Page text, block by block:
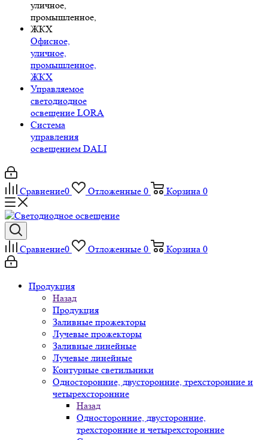
Офисное,
уличное,
промышленное,
ЖКХ
Управляемое
светодиодное
освещение LORA
Система
управления
освещением DALI
Сравнение0 Отложенные 0 Корзина 0
Сравнение0 Отложенные 0 Корзина 0
Продукция
Назад
Продукция
Заливные прожекторы
Лучевые прожекторы
Заливные линейные
Лучевые линейные
Контурные светильники
Односторонние, двусторонние, трехсторонние и
четырехсторонние
Назад
Односторонние, двусторонние,
трехсторонние и четырехсторонние